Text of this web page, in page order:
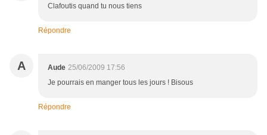
Clafoutis quand tu nous tiens
Répondre
A Aude 25/06/2009 17:56
Je pourrais en manger tous les jours ! Bisous
Répondre